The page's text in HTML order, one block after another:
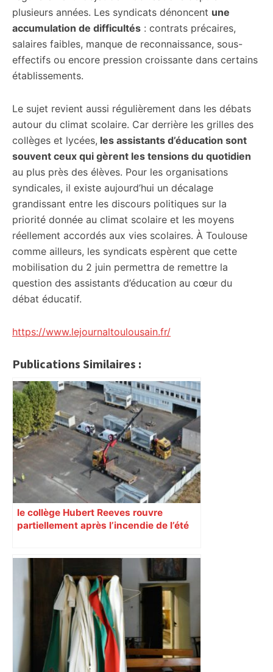
plusieurs années. Les syndicats dénoncent une
accumulation de difficultés : contrats précaires,
salaires faibles, manque de reconnaissance, sous-
effectifs ou encore pression croissante dans certains
établissements.
Le sujet revient aussi régulièrement dans les débats
autour du climat scolaire. Car derrière les grilles des
collèges et lycées, les assistants d’éducation sont
souvent ceux qui gèrent les tensions du quotidien
au plus près des élèves. Pour les organisations
syndicales, il existe aujourd’hui un décalage
grandissant entre les discours politiques sur la
priorité donnée au climat scolaire et les moyens
réellement accordés aux vies scolaires. À Toulouse
comme ailleurs, les syndicats espèrent que cette
mobilisation du 2 juin permettra de remettre la
question des assistants d’éducation au cœur du
débat éducatif.
https://www.lejournaltoulousain.fr/
Publications Similaires :
le collège Hubert Reeves rouvre
partiellement après l’incendie de l’été